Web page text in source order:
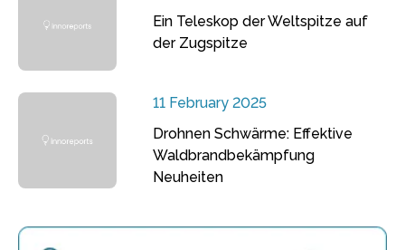
Ein Teleskop der Weltspitze auf
der Zugspitze
11 February 2025
Drohnen Schwärme: Effektive
Waldbrandbekämpfung
Neuheiten